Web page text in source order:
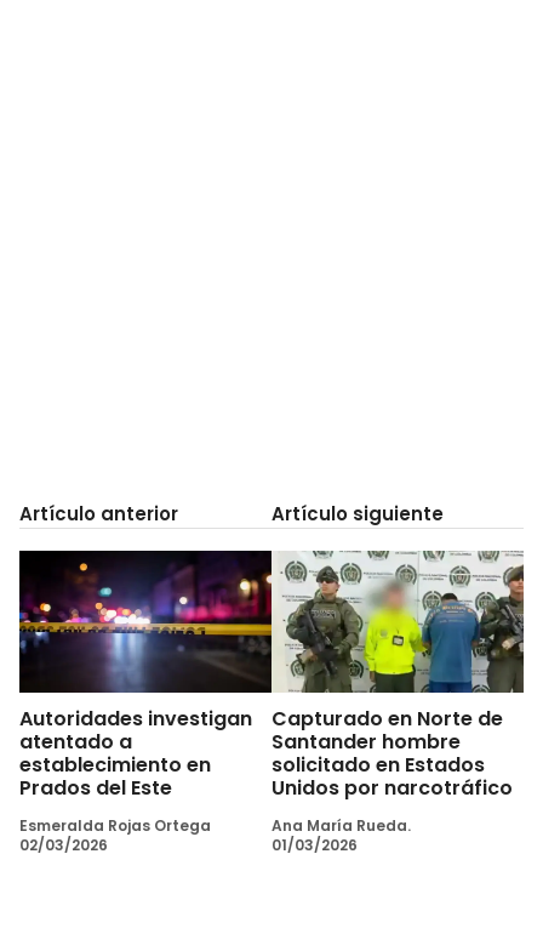
Artículo anterior
Autoridades investigan
atentado a
establecimiento en
Prados del Este
Esmeralda Rojas Ortega
02/03/2026
Artículo siguiente
Capturado en Norte de
Santander hombre
solicitado en Estados
Unidos por narcotráfico
Ana María Rueda.
01/03/2026